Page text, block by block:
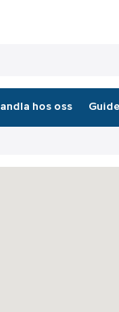
hos oss